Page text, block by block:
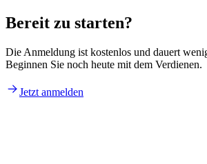
Bereit zu starten?
Die Anmeldung ist kostenlos und dauert
Beginnen Sie noch heute mit dem Verdienen.
Jetzt anmelden